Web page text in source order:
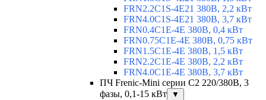
FRN2.2C1S-4E21 380В, 2,2 кВт
FRN4.0C1S-4E21 380В, 3,7 кВт
FRN0.4C1E-4E 380В, 0,4 кВт
FRN0.75C1E-4E 380В, 0,75 кВт
FRN1.5C1E-4E 380В, 1,5 кВт
FRN2.2C1E-4E 380В, 2,2 кВт
FRN4.0C1E-4E 380В, 3,7 кВт
ПЧ Frenic-Mini серии С2 220/380В, 3
фазы, 0,1-15 кВт
▼